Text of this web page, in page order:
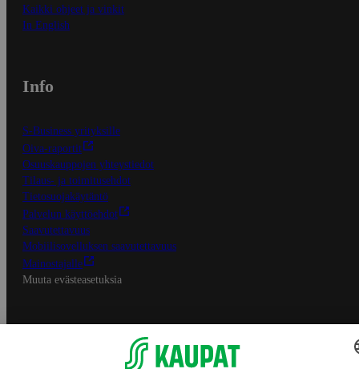
Kaikki ohjeet ja vinkit
In English
Info
S-Business yrityksille
Oiva-raportit
Osuuskauppojen yhteystiedot
Tilaus- ja toimitusehdot
Tietosuojakäytäntö
Palvelun käyttöehdot
Saavutettavuus
Mobiilisovelluksen saavutettavuus
Mainostajalle
Muuta evästeasetuksia
S-ryhmän palvelut